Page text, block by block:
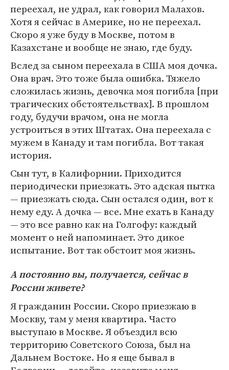
переехал, не удрал, как говорил Малахов.
Хотя я сейчас в Америке, но не переехал.
Скоро я уже буду в Москве, потом в
Казахстане и вообще не знаю, где буду.
Вслед за сыном переехала в США моя дочка.
Она врач. Это тоже была ошибка. Тяжело
сложилась жизнь, девочка моя погибла [при
трагических обстоятельствах]. В прошлом
году, будучи врачом, она не могла
устроиться в этих Штатах. Она переехала с
мужем в Канаду и там погибла. Вот такая
история.
Сын тут, в Калифорнии. Приходится
периодически приезжать. Это адская пытка
— приезжать сюда. Сын остался один, вот к
нему еду. А дочка — все. Мне ехать в Канаду
— это все равно как на Голгофу: каждый
момент о ней напоминает. Это дикое
испытание. Вот так обстоит моя жизнь.
А постоянно вы, получается, сейчас в
России живете?
Я гражданин России. Скоро приезжаю в
Москву, там у меня квартира. Часто
выступаю в Москве. Я объездил всю
территорию Советского Союза, был на
Дальнем Востоке. Но я еще бывал в